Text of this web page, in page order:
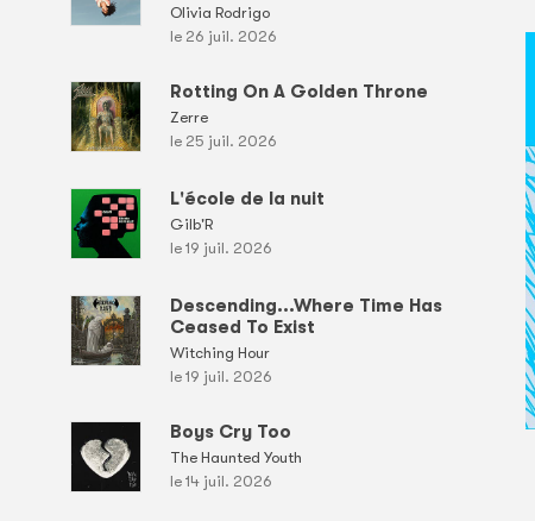
Olivia Rodrigo
le 26 juil. 2026
Rotting On A Golden Throne
Zerre
le 25 juil. 2026
L'école de la nuit
Gilb'R
le 19 juil. 2026
Descending...Where Time Has
Ceased To Exist
Witching Hour
le 19 juil. 2026
Boys Cry Too
The Haunted Youth
le 14 juil. 2026